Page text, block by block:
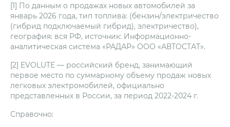
[1] По данным о продажах новых автомобилей за
январь 2026 года, тип топлива: (бензин/электричество
(гибрид подключаемый гибрид), электричество),
география: вся РФ, источник: Информационно-
аналитическая система «РАДАР» ООО «АВТОСТАТ».
[2] EVOLUTE — российский бренд, занимающий
первое место по суммарному объему продаж новых
легковых электромобилей, официально
представленных в России, за период 2022-2024 г.
Справочно: